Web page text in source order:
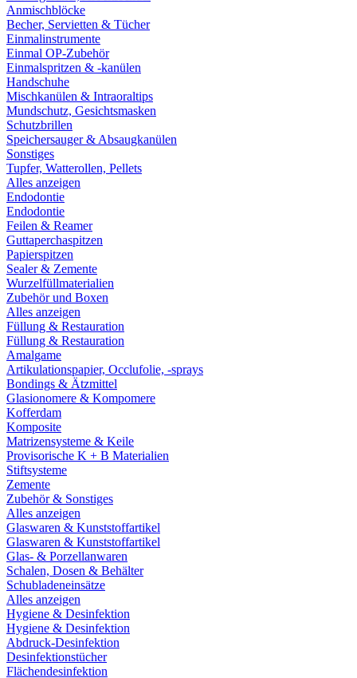
Anmischblöcke
Becher, Servietten & Tücher
Einmalinstrumente
Einmal OP-Zubehör
Einmalspritzen & -kanülen
Handschuhe
Mischkanülen & Intraoraltips
Mundschutz, Gesichtsmasken
Schutzbrillen
Speichersauger & Absaugkanülen
Sonstiges
Tupfer, Watterollen, Pellets
Alles anzeigen
Endodontie
Endodontie
Feilen & Reamer
Guttaperchaspitzen
Papierspitzen
Sealer & Zemente
Wurzelfüllmaterialien
Zubehör und Boxen
Alles anzeigen
Füllung & Restauration
Füllung & Restauration
Amalgame
Artikulationspapier, Occlufolie, -sprays
Bondings & Ätzmittel
Glasionomere & Kompomere
Kofferdam
Komposite
Matrizensysteme & Keile
Provisorische K + B Materialien
Stiftsysteme
Zemente
Zubehör & Sonstiges
Alles anzeigen
Glaswaren & Kunststoffartikel
Glaswaren & Kunststoffartikel
Glas- & Porzellanwaren
Schalen, Dosen & Behälter
Schubladeneinsätze
Alles anzeigen
Hygiene & Desinfektion
Hygiene & Desinfektion
Abdruck-Desinfektion
Desinfektionstücher
Flächendesinfektion